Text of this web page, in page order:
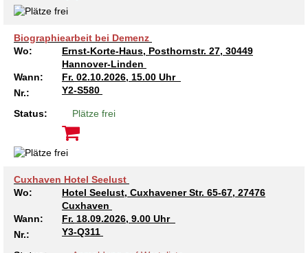
Biographiearbeit bei Demenz
Wo:
Ernst-Korte-Haus, Posthornstr. 27, 30449
Hannover-Linden
Wann:
Fr. 02.10.2026, 15.00 Uhr
Nr.:
Y2-S580
Status: Plätze frei
Cuxhaven Hotel Seelust
Wo:
Hotel Seelust, Cuxhavener Str. 65-67, 27476
Cuxhaven
Wann:
Fr. 18.09.2026, 9.00 Uhr
Nr.:
Y3-Q311